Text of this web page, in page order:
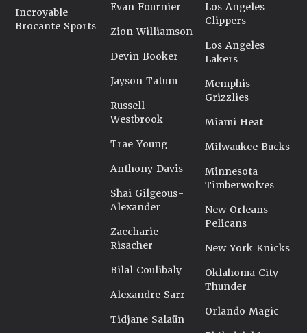
Incroyable
Brocante Sports
Evan Fournier
Zion Williamson
Devin Booker
Jayson Tatum
Russell
Westbrook
Trae Young
Anthony Davis
Shai Gilgeous-
Alexander
Zaccharie
Risacher
Bilal Coulibaly
Alexandre Sarr
Tidjane Salaün
Los Angeles
Clippers
Los Angeles
Lakers
Memphis
Grizzlies
Miami Heat
Milwaukee Bucks
Minnesota
Timberwolves
New Orleans
Pelicans
New York Knicks
Oklahoma City
Thunder
Orlando Magic